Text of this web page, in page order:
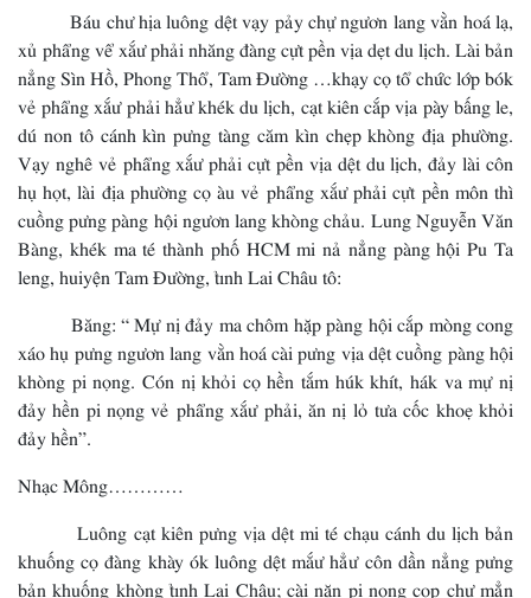
Báu chư hịa luông dệt vạy pảy chự ngươn lang vằn hoá lạ,
xủ phẩng vể xắư phải nhăng đàng cựt pền vịa dẹt du lịch. Lài bản
nẳng Sìn Hồ, Phong Thổ, Tam Đường …khạy cọ tổ chức lớp bók
vẻ phẩng xắư phải hẳư khék du lịch, cạt kiên cắp vịa pày bấng le,
dú non tô cánh kìn pưng tàng căm kìn chẹp khòng địa phường.
Vạy nghê vẻ phẩng xắư phải cựt pền vịa dệt du lịch, đảy lài côn
hụ họt, lài địa phường cọ àu vẻ phẩng xắư phải cựt pền môn thì
cuồng pưng pàng hội ngươn lang khòng chảu. Lung Nguyễn Văn
Bàng, khék ma té thành phố HCM mi nả nẳng pàng hội Pu Ta
leng, huiyện Tam Đường, tỉnh Lai Châu tô:
Băng: “ Mự nị đảy ma chôm hặp pàng hội cắp mòng cong
xáo hụ pưng ngươn lang vằn hoá cài pưng vịa dệt cuồng pàng hội
khòng pi nọng. Cón nị khỏi cọ hền tắm húk khít, hák va mự nị
đảy hền pi nọng vẻ phẩng xắư phải, ăn nị lỏ tưa cốc khoẹ khỏi
đảy hền”.
Nhạc Mông…………
Luông cạt kiên pưng vịa dệt mi té chạu cánh du lịch bản
khuống cọ đàng khày ók luông dệt mắư hẳư côn dần nẳng pưng
bản khuống khòng tỉnh Lai Châu; cài nặn pi nọng cọp chự mẳn